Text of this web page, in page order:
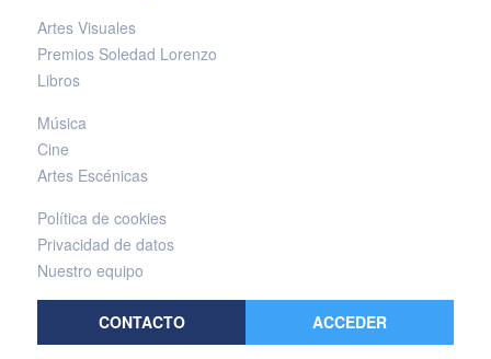
Artes Visuales
Premios Soledad Lorenzo
Libros
Música
Cine
Artes Escénicas
Política de cookies
Privacidad de datos
Nuestro equipo
CONTACTO ACCEDER